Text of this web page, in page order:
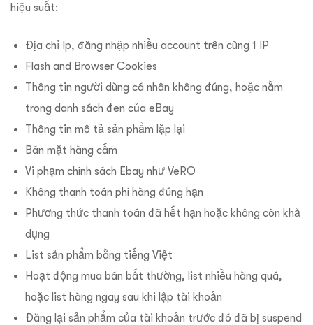
hiệu suất:
Địa chỉ Ip, đăng nhập nhiều account trên cùng 1 IP
Flash and Browser Cookies
Thông tin người dùng cá nhân không đúng, hoặc nằm
trong danh sách đen của eBay
Thông tin mô tả sản phẩm lặp lại
Bán mặt hàng cấm
Vi phạm chính sách Ebay như VeRO
Không thanh toán phí hàng đúng hạn
Phương thức thanh toán đã hết hạn hoặc không còn khả
dụng
List sản phẩm bằng tiếng Việt
Hoạt động mua bán bất thường, list nhiều hàng quá,
hoặc list hàng ngay sau khi lập tài khoản
Đăng lại sản phẩm của tài khoản trước đó đã bị suspend